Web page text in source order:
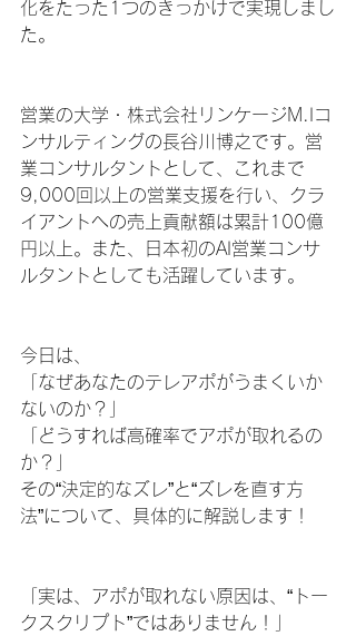
化をたった1つのきっかけで実現しまし
た。
営業の大学・株式会社リンケージM.Iコ
ンサルティングの長谷川博之です。営
業コンサルタントとして、これまで
9,000回以上の営業支援を行い、クラ
イアントへの売上貢献額は累計100億
円以上。また、日本初のAI営業コンサ
ルタントとしても活躍しています。
今日は、
「なぜあなたのテレアポがうまくいか
ないのか？」
「どうすれば高確率でアポが取れるの
か？」
その“決定的なズレ”と“ズレを直す方
法”について、具体的に解説します！
「実は、アポが取れない原因は、“トー
クスクリプト”ではありません！」